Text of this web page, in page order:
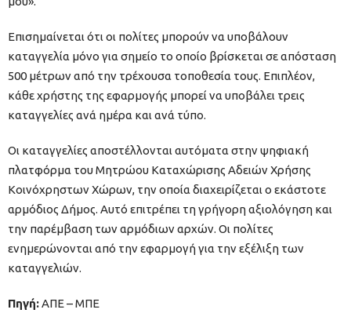
Επισημαίνεται ότι οι πολίτες μπορούν να υποβάλουν
καταγγελία μόνο για σημείο το οποίο βρίσκεται σε απόσταση
500 μέτρων από την τρέχουσα τοποθεσία τους. Επιπλέον,
κάθε χρήστης της εφαρμογής μπορεί να υποβάλει τρεις
καταγγελίες ανά ημέρα και ανά τύπο.
Οι καταγγελίες αποστέλλονται αυτόματα στην ψηφιακή
πλατφόρμα του Μητρώου Καταχώρισης Αδειών Χρήσης
Κοινόχρηστων Χώρων, την οποία διαχειρίζεται ο εκάστοτε
αρμόδιος Δήμος. Αυτό επιτρέπει τη γρήγορη αξιολόγηση και
την παρέμβαση των αρμόδιων αρχών. Οι πολίτες
ενημερώνονται από την εφαρμογή για την εξέλιξη των
καταγγελιών.
Πηγή:ΑΠΕ – ΜΠΕ